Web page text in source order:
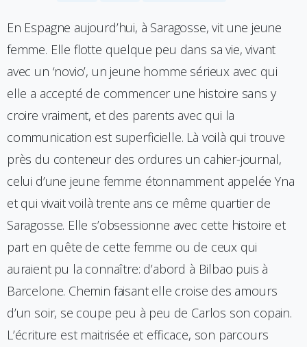
En Espagne aujourd’hui, à Saragosse, vit une jeune
femme. Elle flotte quelque peu dans sa vie, vivant
avec un ‘novio’, un jeune homme sérieux avec qui
elle a accepté de commencer une histoire sans y
croire vraiment, et des parents avec qui la
communication est superficielle. Là voilà qui trouve
près du conteneur des ordures un cahier-journal,
celui d’une jeune femme étonnamment appelée Yna
et qui vivait voilà trente ans ce même quartier de
Saragosse. Elle s’obsessionne avec cette histoire et
part en quête de cette femme ou de ceux qui
auraient pu la connaître: d’abord à Bilbao puis à
Barcelone. Chemin faisant elle croise des amours
d’un soir, se coupe peu à peu de Carlos son copain.
L’écriture est maitrisée et efficace, son parcours